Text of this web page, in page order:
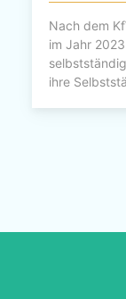
Nach dem
im Jahr
ihre